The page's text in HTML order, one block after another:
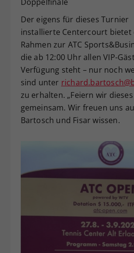
Der eigens für dieses Turnier
installierte Centercourt bietet
Rahmen zur ATC
die ab 12:00 Uhr allen VIP-
Verfügung steht – nur noch
sind unter
zu erhalten. „Feiern wir
gemeinsam. Wir freuen uns
Bartosch und Fisar wissen.